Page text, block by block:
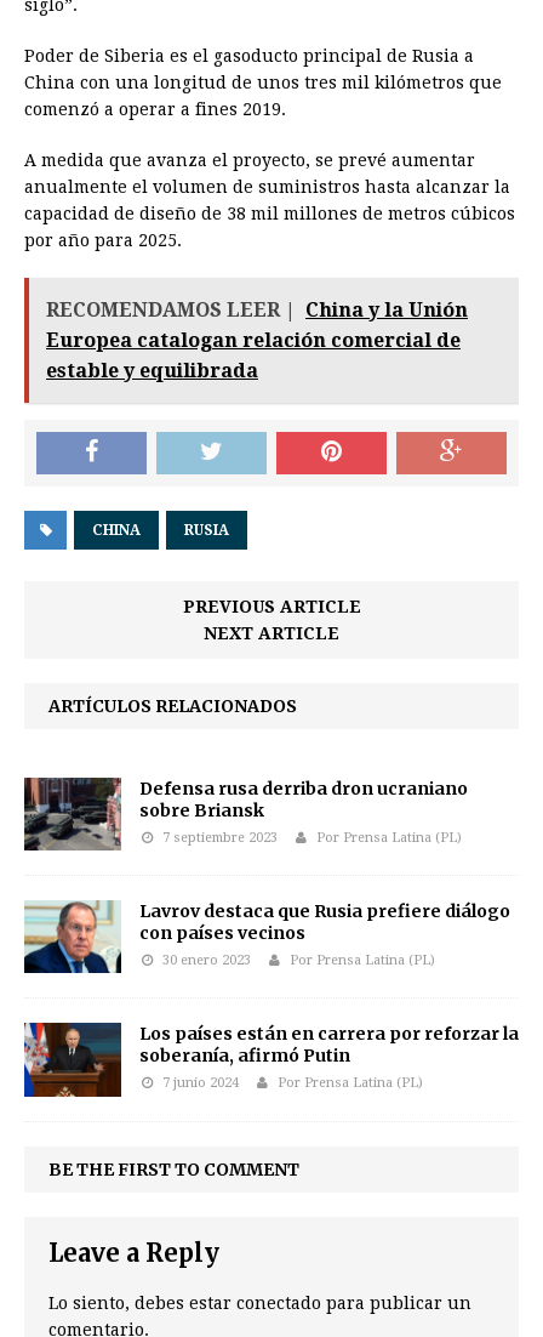
siglo”.
Poder de Siberia es el gasoducto principal de Rusia a
China con una longitud de unos tres mil kilómetros que
comenzó a operar a fines 2019.
A medida que avanza el proyecto, se prevé aumentar
anualmente el volumen de suministros hasta alcanzar la
capacidad de diseño de 38 mil millones de metros cúbicos
por año para 2025.
RECOMENDAMOS LEER |
China y la Unión
Europea catalogan relación comercial de
estable y equilibrada
CHINA RUSIA
PREVIOUS ARTICLE
NEXT ARTICLE
ARTÍCULOS RELACIONADOS
Defensa rusa derriba dron ucraniano
sobre Briansk
7 septiembre 2023 Por Prensa Latina (PL)
Lavrov destaca que Rusia prefiere diálogo
con países vecinos
30 enero 2023 Por Prensa Latina (PL)
Los países están en carrera por reforzar la
soberanía, afirmó Putin
7 junio 2024 Por Prensa Latina (PL)
BE THE FIRST TO COMMENT
Leave a Reply
Lo siento, debes estar conectado para publicar un
comentario.